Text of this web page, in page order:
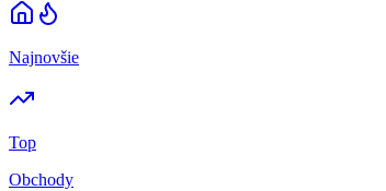
Najnovšie
Top
Obchody